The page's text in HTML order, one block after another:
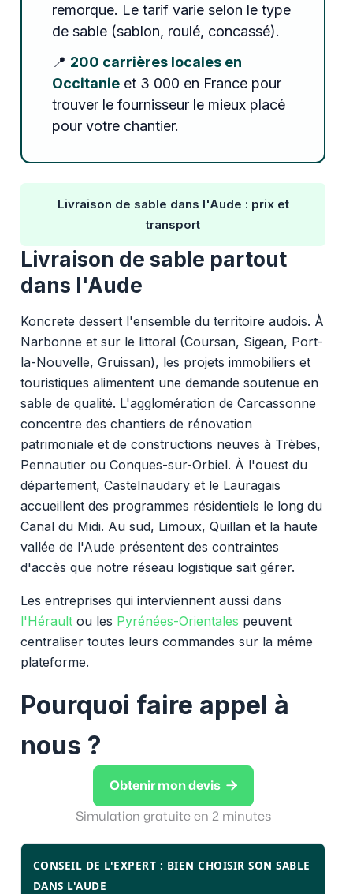
remorque. Le tarif varie selon le type
de sable (sablon, roulé, concassé).
📍 200 carrières locales en
Occitanieet 3 000 en France pour
trouver le fournisseur le mieux placé
pour votre chantier.
Livraison de sable dans l'Aude : prix et
transport
Livraison de sable partout
dans l'Aude
Koncrete dessert l'ensemble du territoire audois. À
Narbonne et sur le littoral (Coursan, Sigean, Port-
la-Nouvelle, Gruissan), les projets immobiliers et
touristiques alimentent une demande soutenue en
sable de qualité. L'agglomération de Carcassonne
concentre des chantiers de rénovation
patrimoniale et de constructions neuves à Trèbes,
Pennautier ou Conques-sur-Orbiel. À l'ouest du
département, Castelnaudary et le Lauragais
accueillent des programmes résidentiels le long du
Canal du Midi. Au sud, Limoux, Quillan et la haute
vallée de l'Aude présentent des contraintes
d'accès que notre réseau logistique sait gérer.
Les entreprises qui interviennent aussi dans
l'Héraultou les Pyrénées-Orientales peuvent
centraliser toutes leurs commandes sur la même
plateforme.
Pourquoi faire appel à
nous ?
Obtenir mon devis 
Simulation gratuite en 2 minutes
CONSEIL DE L'EXPERT : BIEN CHOISIR SON SABLE
DANS L'AUDE